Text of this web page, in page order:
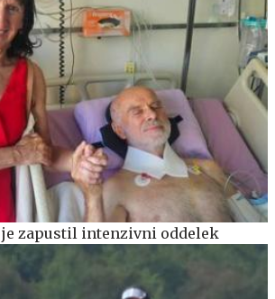
zapustil intenzivni oddelek